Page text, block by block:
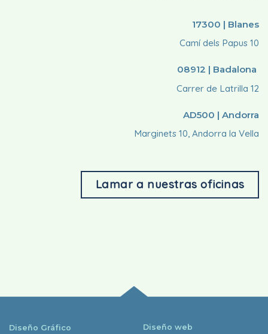
17300 | Blanes
Camí dels Papus 10
08912 | Badalona
Carrer de Latrilla 12
AD500 | Andorra
Marginets 10, Andorra la Vella
Lamar a nuestras oficinas
Diseño Gráfico Diseño web